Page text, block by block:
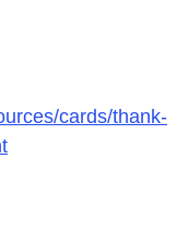
cards/thank-